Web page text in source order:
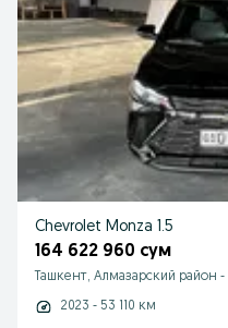
Chevrolet Monza 1.5
164 622 960 сум
Ташкент, Алмазарский район -
2023 - 53 110 км